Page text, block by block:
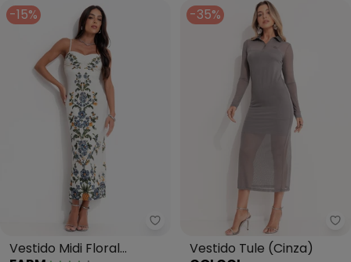
-15%
Farm - Vestido Midi Floral
Vestido Midi Floral
-35%
Vestido Tule (Cinza)